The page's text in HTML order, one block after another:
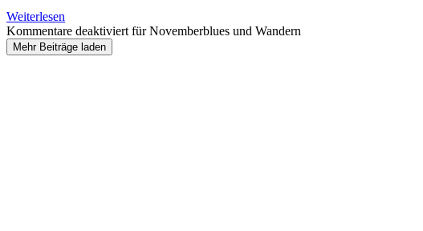
Weiterlesen
Kommentare deaktiviertfür Novemberblues und Wandern
Mehr Beiträge laden